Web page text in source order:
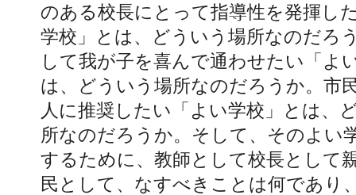
のある校長にとって指導性を発揮し
学校」とは、どういう場所なのだろ
して我が子を喜んで通わせたい「よ
は、どういう場所なのだろうか。市
人に推奨したい「よい学校」とは、
所なのだろうか。そして、そのよい
するために、教師として校長として
民として、なすべきことは何であり